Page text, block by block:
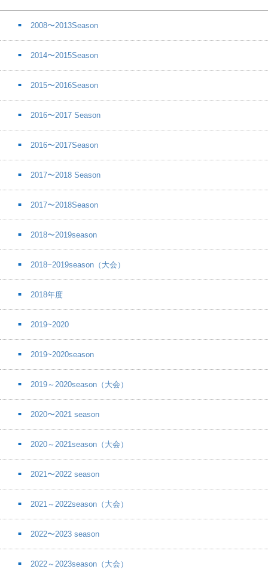
2008〜2013Season
2014〜2015Season
2015〜2016Season
2016〜2017 Season
2016〜2017Season
2017〜2018 Season
2017〜2018Season
2018〜2019season
2018~2019season（大会）
2018年度
2019~2020
2019~2020season
2019～2020season（大会）
2020〜2021 season
2020～2021season（大会）
2021〜2022 season
2021～2022season（大会）
2022〜2023 season
2022～2023season（大会）